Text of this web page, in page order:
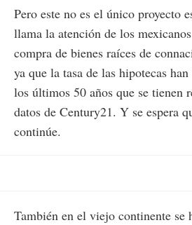
Pero este no es el único proyecto
llama la atención de los
compra de bienes raíces de
ya que la tasa de las hipotecas
los últimos 50 años que se tienen
datos de Century21. Y se espera
continúe.
También en el viejo continente se